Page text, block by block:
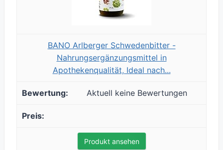
BANO Arlberger Schwedenbitter -
Nahrungsergänzungsmittel in
Apothekenqualität, Ideal nach...
Aktuell keine Bewertungen
Produkt ansehen